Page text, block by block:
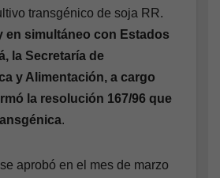
transgénico de soja RR.
en simultáneo con Estados
la Secretaría de
y Alimentación, a cargo
la resolución 167/96 que
.
aprobó en el mes de marzo